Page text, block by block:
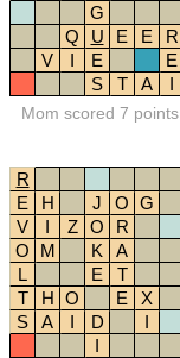
G
Q
U E E
R
V
I E
E
S
T A I
Mom scored 7 points
R
E
H J O G
V
I Z O R
O
M K A
L
E T
T
H O E X
S
A I D I
I